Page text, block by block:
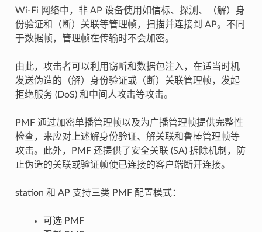
Wi-Fi 网络中，非 AP 设备使用如信标、探测、（解）身
份验证和（断）关联等管理帧，扫描并连接到 AP。不同
于数据帧，管理帧在传输时不会加密。
由此，攻击者可以利用窃听和数据包注入，在适当时机
发送伪造的（解）身份验证或（断）关联管理帧，发起
拒绝服务 (DoS) 和中间人攻击等攻击。
PMF 通过加密单播管理帧以及为广播管理帧提供完整性
检查，来应对上述解身份验证、解关联和鲁棒管理帧等
攻击。此外，PMF 还提供了安全关联 (SA) 拆除机制，防
止伪造的关联或验证帧使已连接的客户端断开连接。
station 和 AP 支持三类 PMF 配置模式：
可选 PMF